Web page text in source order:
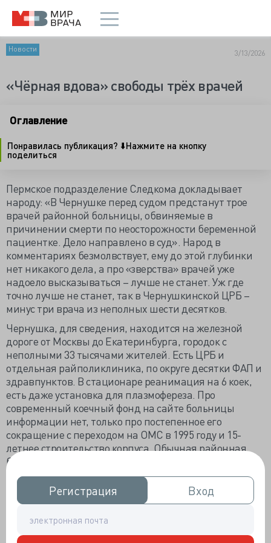
Регистрация
Регистрация Вход
Вход
Новости 3/13/2026
«Чёрная вдова» свободы трёх врачей
Оглавление
Понравилась публикация? ⬇️Нажмите на кнопку
поделиться
Пермское подразделение Следкома докладывает
народу: «В Чернушке перед судом предстанут трое
врачей районной больницы, обвиняемые в
причинении смерти по неосторожности беременной
пациентке. Дело направлено в суд». Народ в
комментариях безмолвствует, ему до этой глубинки
нет никакого дела, а про «зверства» врачей уже
надоело высказываться – лучше не станет. Уж где
точно лучше не станет, так в Чернушкинской ЦРБ –
минус три врача из неполных шести десятков.
Чернушка, для сведения, находится на железной
дороге от Москвы до Екатеринбурга, городок с
неполными 33 тысячами жителей. Есть ЦРБ и
отдельная райполиклиника, по округе десятки ФАП и
здравпунктов. В стационаре реанимация на 6 коек,
есть даже установка для плазмофереза. Про
современный коечный фонд на сайте больницы
информации нет, только про постепенное его
сокращение с переходом на ОМС в 1995 году и 15-
летнее строительство корпуса. Обычная районная
больница с типичными проблемами и бурной
жизнедеятельностью.
В конце ноября 2024 года на операционном столе
погибла беременная. Дело не новое – гибель
беременной с кровотечением, с фатальностью
которого не справиться даже самым-самым